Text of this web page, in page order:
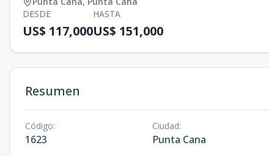
DESDE
US$ 117,000
HASTA
US$ 151,000
Resumen
Código:
1623
Ciudad:
Punta Cana